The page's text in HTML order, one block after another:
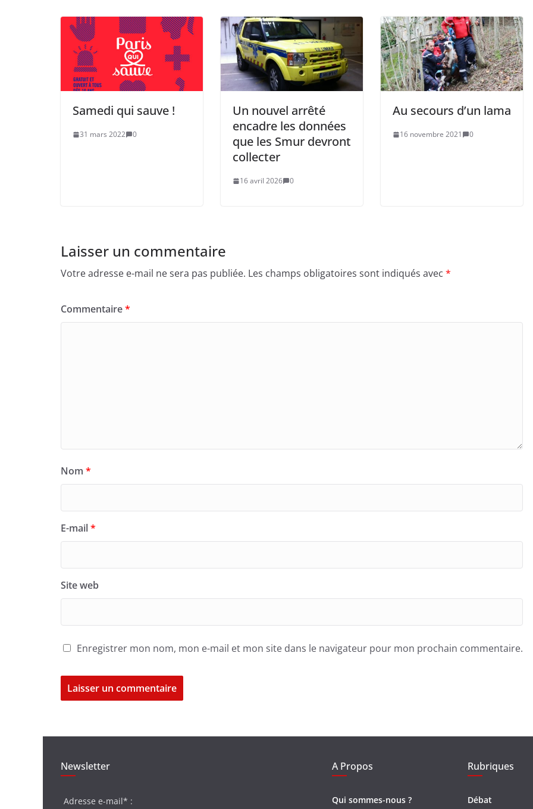
Samedi qui sauve !
31 mars 2022 0
Un nouvel arrêté
encadre les données
que les Smur devront
collecter
16 avril 2026 0
Au secours d’un lama
16 novembre 2021 0
Laisser un commentaire
Votre adresse e-mail ne sera pas publiée. Les champs obligatoires sont indiqués avec *
Commentaire*
Nom *
E-mail*
Site web
Enregistrer mon nom, mon e-mail et mon site dans le navigateur pour mon prochain commentaire.
Newsletter
Adresse e-mail* :
A Propos
Qui sommes-nous ?
Rubriques
Débat